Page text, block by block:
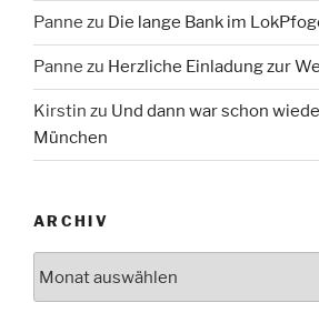
Panne zu Die lange Bank im
Panne zu Herzliche Einladung zur
Kirstin zu Und dann war schon
München
ARCHIV